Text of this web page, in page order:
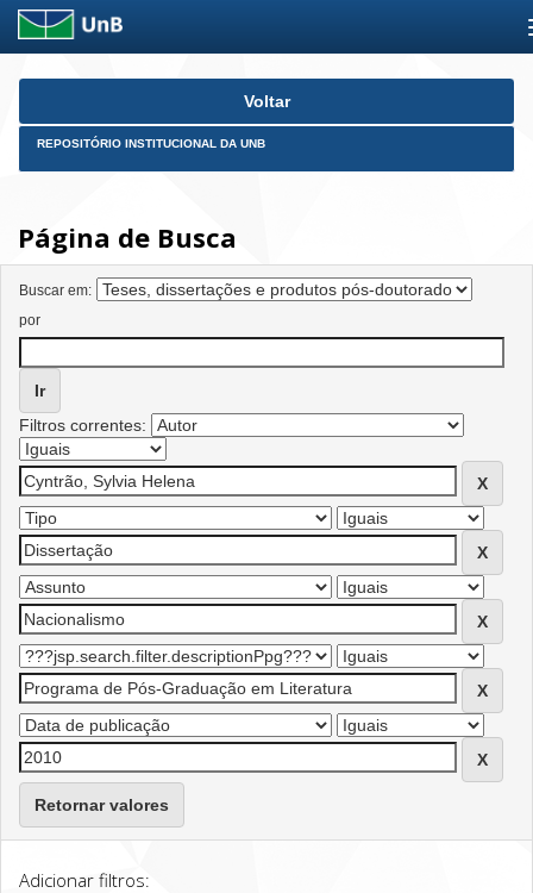
Skip
Voltar
REPOSITÓRIO INSTITUCIONAL DA UNB
Página de Busca
Buscar em:
por
Filtros correntes:
Retornar valores
Adicionar filtros: